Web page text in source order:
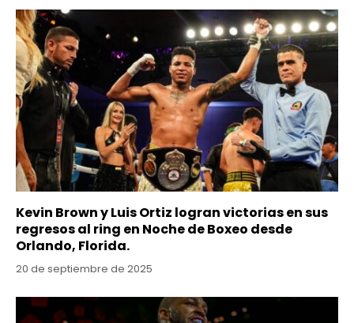
Kevin Brown y Luis Ortiz logran victorias en sus
regresos al ring en Noche de Boxeo desde
Orlando, Florida.
20 de septiembre de 2025